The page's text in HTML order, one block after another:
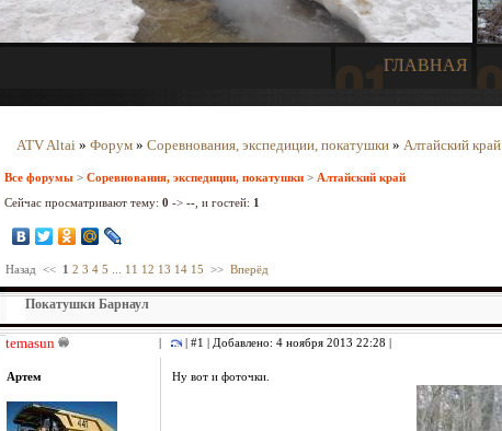
ГЛАВНАЯ
ATV Altai » Форум » Соревнования, экспедиции, покатушки » Алтайский край
Все форумы > Соревнования, экспедиции, покатушки > Алтайский край
Сейчас просматривают тему: 0 -> -- , и гостей: 1
Назад << 1 2 3 4 5 11 12 13 14 15 >> Вперёд
Покатушки Барнаул
temasun | #1 | Добавлено: 4 ноября 2013 22:28 |
Артем Ну вот и фоточки.